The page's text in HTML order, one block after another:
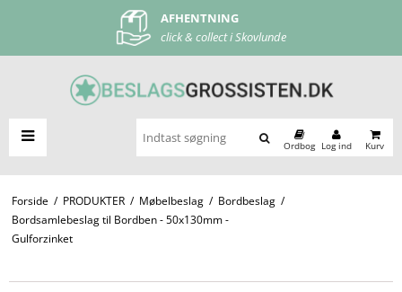
AFHENTNING
click & collect i Skovlunde
FRI FRAGT
ved køb over 500 kr
Ordbog Log ind Kurv
Forside / PRODUKTER / Møbelbeslag / Bordbeslag /
Bordsamlebeslag til Bordben - 50x130mm -
Gulforzinket